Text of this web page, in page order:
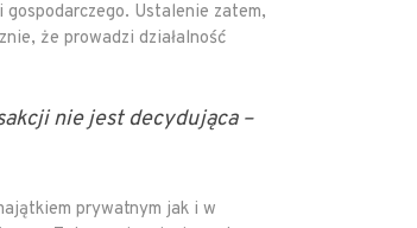
Ustalenie zatem,
że prowadzi działalność
nie jest decydująca –
prywatnym jak i w